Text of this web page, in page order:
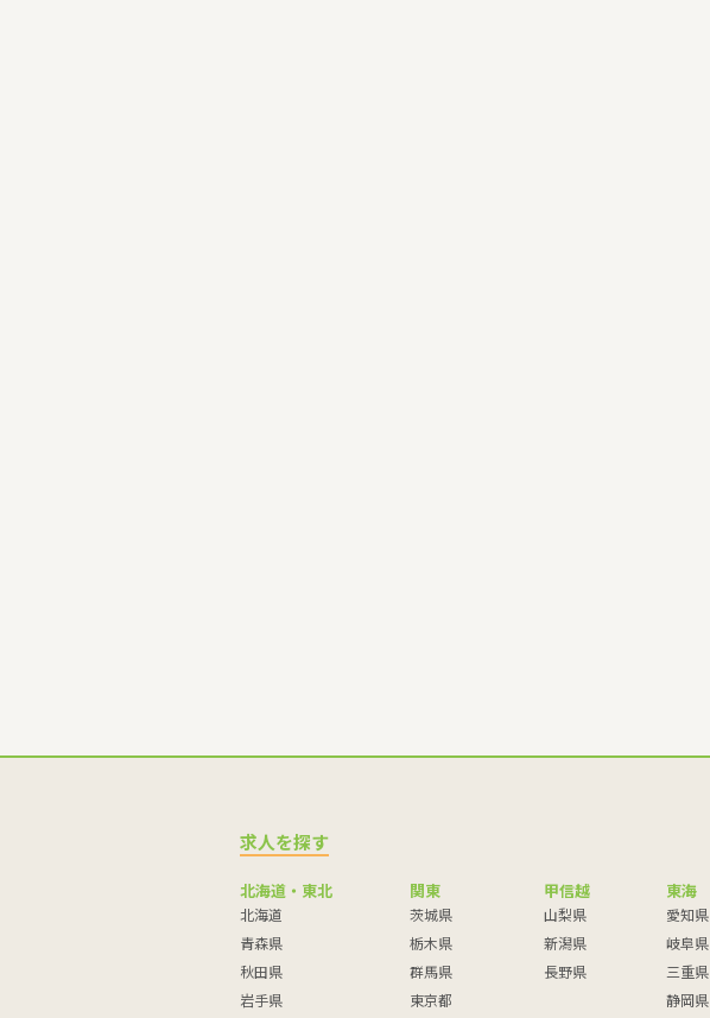
求人を探す
北海道・東北
北海道
青森県
秋田県
岩手県
関東
茨城県
栃木県
群馬県
東京都
甲信越
山梨県
新潟県
長野県
東海
愛知県
岐阜県
三重県
静岡県